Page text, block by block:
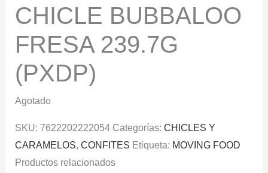
CHICLE BUBBALOO
FRESA 239.7G
(PXDP)
Agotado
SKU: 7622202222054 Categorías: CHICLES Y
CARAMELOS, CONFITES Etiqueta: MOVING FOOD
Productos relacionados